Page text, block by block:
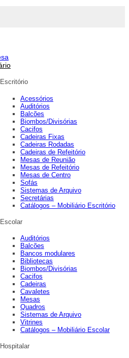
Escritório
Acessórios
Auditórios
Balcões
Biombos/Divisórias
Cacifos
Cadeiras Fixas
Cadeiras Rodadas
Cadeiras de Refeitório
Mesas de Reunião
Mesas de Refeitório
Mesas de Centro
Sofás
Sistemas de Arquivo
Secretárias
Catálogos – Mobiliário Escritório
Escolar
Auditórios
Balcões
Bancos modulares
Bibliotecas
Biombos/Divisórias
Cacifos
Cadeiras
Cavaletes
Mesas
Quadros
Sistemas de Arquivo
Vitrines
Catálogos – Mobiliário Escolar
Hospitalar